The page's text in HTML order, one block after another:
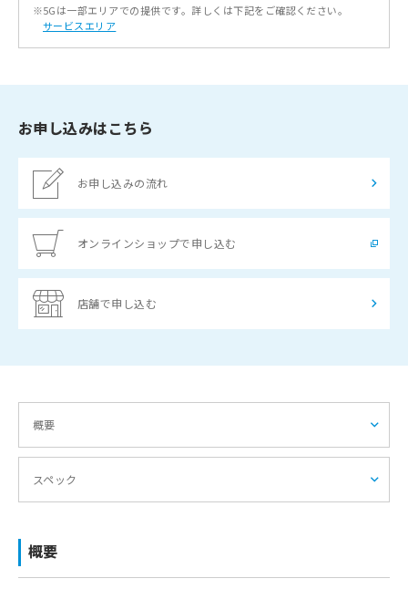
※5Gは一部エリアでの提供です。詳しくは下記をご確認ください。
サービスエリア
お申し込みはこちら
お申し込みの流れ
オンラインショップで申し込む
店舗で申し込む
概要
スペック
概要